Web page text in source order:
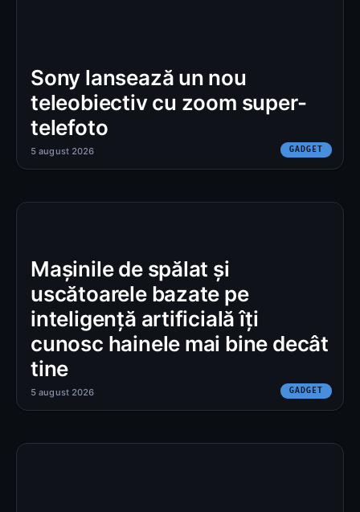
Sony lansează un nou
teleobiectiv cu zoom super-
telefoto
GADGET
5 august 2026
Mașinile de spălat și
uscătoarele bazate pe
inteligență artificială îți
cunosc hainele mai bine decât
tine
GADGET
5 august 2026